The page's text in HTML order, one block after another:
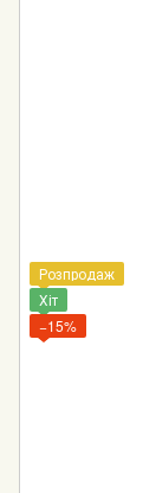
Розпродаж
Хіт
−15%